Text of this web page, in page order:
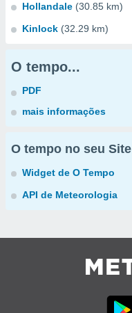
Hollandale (30.85 km)
Kinlock (32.29 km)
O tempo...
PDF
mais informações
O tempo no seu Site
Widget de O Tempo
API de Meteorologia